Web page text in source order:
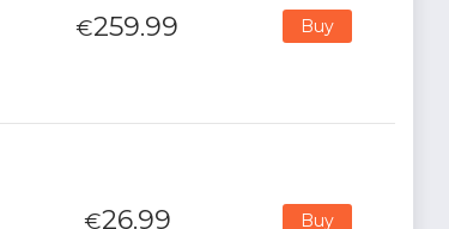
€259.99 Buy
€26.99 Buy